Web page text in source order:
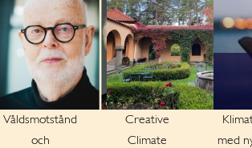
Våldsmotstånd
och
Creative
Climate
med